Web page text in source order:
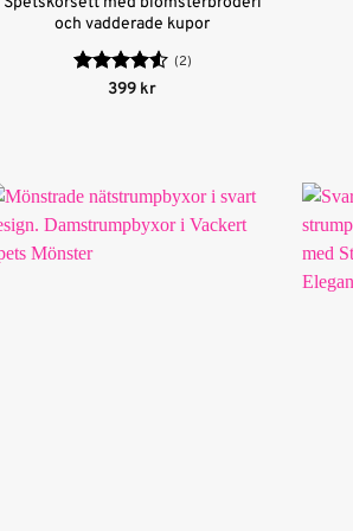
och vadderade kupor
Betygsatt
(2)
399 kr